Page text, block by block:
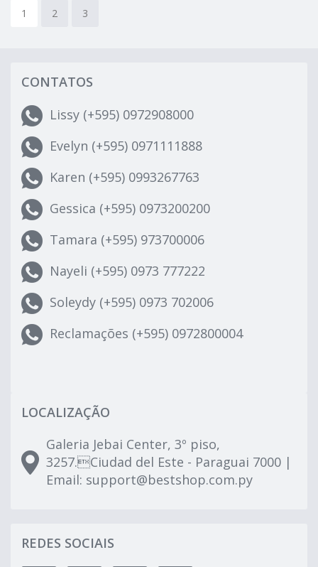
1 2 3
CONTATOS
Lissy (+595) 0972908000
Evelyn (+595) 0971111888
Karen (+595) 0993267763
Gessica (+595) 0973200200
Tamara (+595) 973700006
Nayeli (+595) 0973 777222
Soleydy (+595) 0973 702006
Reclamações (+595) 0972800004
LOCALIZAÇÃO
Galeria Jebai Center, 3º piso,
3257.Ciudad del Este - Paraguai 7000 |
Email: support@bestshop.com.py
REDES SOCIAIS